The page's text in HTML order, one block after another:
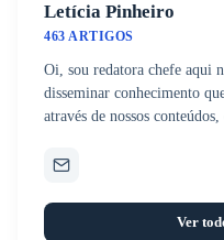
Letícia Pinheiro
463 ARTIGOS
Oi, sou redatora chefe aqui
disseminar conhecimento
através de nossos
Ver